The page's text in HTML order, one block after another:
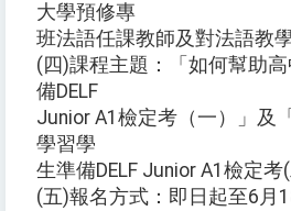
大學預修專
班法語任課教師及對法語教
(四)課程主題：「如何幫助
備DELF
Junior A1檢定考（一）」及
學習學
生準備DELF Junior A1檢定考(
(五)報名方式：即日起至6月